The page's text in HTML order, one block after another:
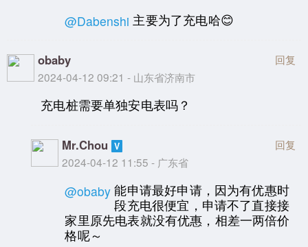
@Dabenshi 主要为了充电哈😊
obaby
2024-04-12 09:21 - 山东省济南市
回复
充电桩需要单独安电表吗？
Mr.Chou
2024-04-12 11:55 - 广东省
回复
@obaby 能申请最好申请，因为有优惠时
段充电很便宜，申请不了直接接
家里原先电表就没有优惠，相差一两倍价
格呢～